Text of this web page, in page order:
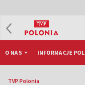
O NAS INFORMACJE
TVP Polonia